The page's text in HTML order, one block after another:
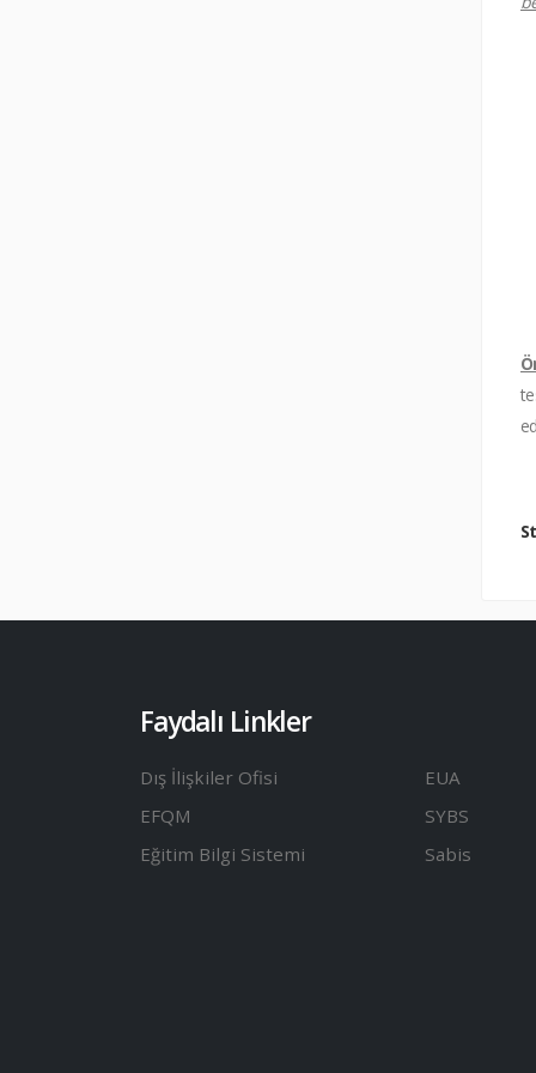
Faydalı Linkler
Dış İlişkiler Ofisi
EUA
EFQM
SYBS
Eğitim Bilgi Sistemi
Sabis